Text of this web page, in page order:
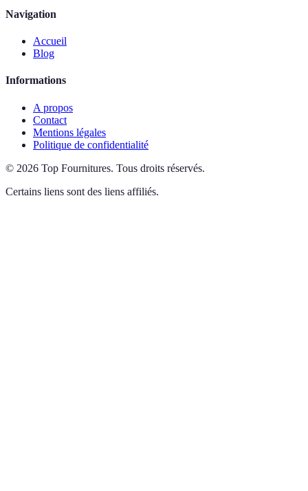
Navigation
Accueil
Blog
Informations
A propos
Contact
Mentions légales
Politique de confidentialité
© 2026 Top Fournitures. Tous droits réservés.
Certains liens sont des liens affiliés.